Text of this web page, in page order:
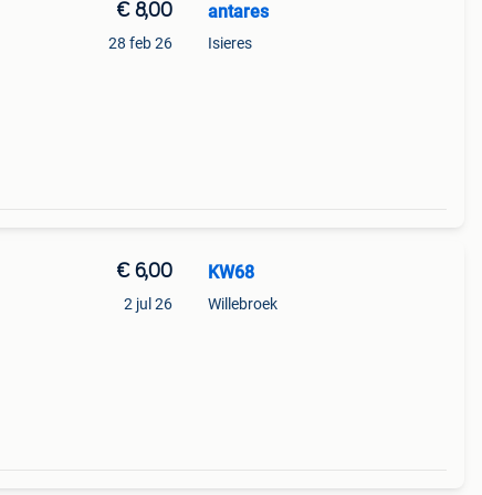
€ 8,00
28 feb 26
antares
Isieres
€ 6,00
2 jul 26
KW68
Willebroek